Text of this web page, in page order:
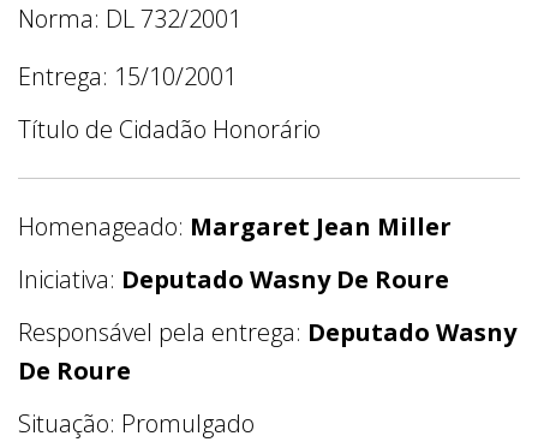
Norma: DL 732/2001
Entrega: 15/10/2001
Título de Cidadão Honorário
Homenageado: Margaret Jean Miller
Iniciativa: Deputado Wasny De Roure
Responsável pela entrega: Deputado Wasny
De Roure
Situação: Promulgado